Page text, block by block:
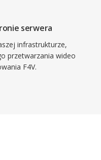
serwera
infrastrukturze,
przetwarzania wideo
F4V.